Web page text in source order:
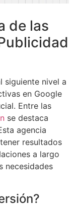
de las
siguiente nivel a
en Google
Entre las
se destaca
agencia
resultados
a largo
necesidades